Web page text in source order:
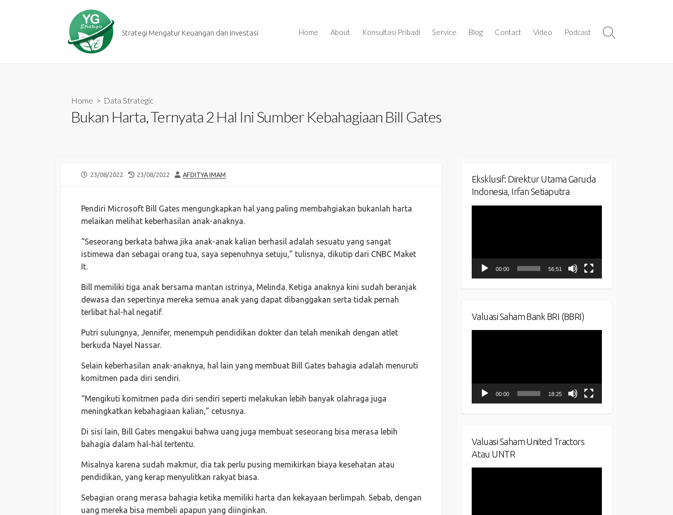
Strategi Mengatur Keuangan dan Investasi Home About Konsultasi Pribadi Service Blog Contact Video Podcast
Search
Home > Data Strategic
Bukan Harta, Ternyata 2 Hal Ini Sumber Kebahagiaan Bill Gates
PUBLISHED
23/08/2022
LAST
23/08/2022 AUTHOR
AFDITYA IMAM
Pendiri Microsoft Bill Gates mengungkapkan hal yang paling membahgiakan bukanlah harta
melaikan melihat keberhasilan anak-anaknya.
“Seseorang berkata bahwa jika anak-anak kalian berhasil adalah sesuatu yang sangat
istimewa dan sebagai orang tua, saya sepenuhnya setuju,” tulisnya, dikutip dari CNBC Maket
It.
Bill memiliki tiga anak bersama mantan istrinya, Melinda. Ketiga anaknya kini sudah beranjak
dewasa dan sepertinya mereka semua anak yang dapat dibanggakan serta tidak pernah
terlibat hal-hal negatif.
Putri sulungnya, Jennifer, menempuh pendidikan dokter dan telah menikah dengan atlet
berkuda Nayel Nassar.
Selain keberhasilan anak-anaknya, hal lain yang membuat Bill Gates bahagia adalah menuruti
komitmen pada diri sendiri.
“Mengikuti komitmen pada diri sendiri seperti melakukan lebih banyak olahraga juga
meningkatkan kebahagiaan kalian,” cetusnya.
Di sisi lain, Bill Gates mengakui bahwa uang juga membuat seseorang bisa merasa lebih
bahagia dalam hal-hal tertentu.
Misalnya karena sudah makmur, dia tak perlu pusing memikirkan biaya kesehatan atau
pendidikan, yang kerap menyulitkan rakyat biasa.
Sebagian orang merasa bahagia ketika memiliki harta dan kekayaan berlimpah. Sebab, dengan
uang mereka bisa membeli apapun yang diinginkan.
Eksklusif: Direktur Utama Garuda
Indonesia, Irfan Setiaputra
00:00 56:51
Valuasi Saham Bank BRI (BBRI)
00:00 18:25
Valuasi Saham United Tractors
Atau UNTR